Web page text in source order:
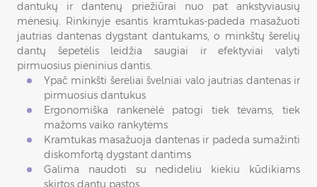
dantukų ir dantenų priežiūrai nuo pat ankstyviausių
mėnesių. Rinkinyje esantis kramtukas-padeda masažuoti
jautrias dantenas dygstant dantukams, o minkštų šerelių
dantų šepetėlis leidžia saugiai ir efektyviai valyti
pirmuosius pieninius dantis.
Ypač minkšti šereliai švelniai valo jautrias dantenas ir
pirmuosius dantukus
Ergonomiška rankenėlė patogi tiek tėvams, tiek
mažoms vaiko rankytėms
Kramtukas masažuoja dantenas ir padeda sumažinti
diskomfortą dygstant dantims
Galima naudoti su nedideliu kiekiu kūdikiams
skirtos dantų pastos